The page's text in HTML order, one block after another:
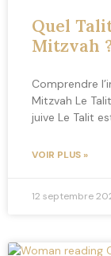
Quel
Mitzvah
Comprendre
Mitzvah Le
juive Le Talit
VOIR PLUS »
12 septembre